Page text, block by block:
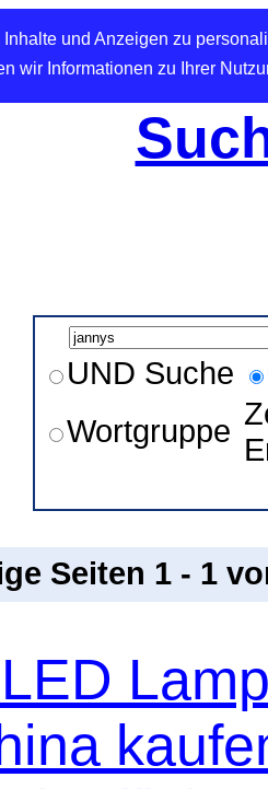
und Anzeigen zu
wir Informationen zu Ihrer
UND Suche
Wortgruppe
Seiten 1 - 1